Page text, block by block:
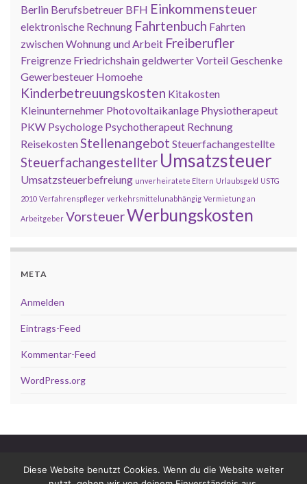
Berlin Berufsbetreuer BFH Einkommensteuer
elektronische Rechnung Fahrtenbuch Fahrten
zwischen Wohnung und Arbeit Freiberufler
Freigrenze Friedrichshaingeldwerter VorteilGeschenke
Gewerbesteuer Homoehe
Kinderbetreuungskosten Kitakosten
Kleinunternehmer Photovoltaikanlage Physiotherapeut
PKW Psychologe Psychotherapeut Rechnung
ReisekostenStellenangebot Steuerfachangestellte
Steuerfachangestellter Umsatzsteuer
Umsatzsteuerbefreiung unverheiratete Eltern Urlaubsgeld USTG
2010 Verfahrenspfleger verkehrsmittelunabhängig Vermietung an
Arbeitgeber VorsteuerWerbungskosten
META
Anmelden
Eintrags-Feed
Kommentar-Feed
WordPress.org
Dop­pel­be­steue­rungs­ab­kom­men
Diese Website benutzt Cookies. Wenn du die Website weiter